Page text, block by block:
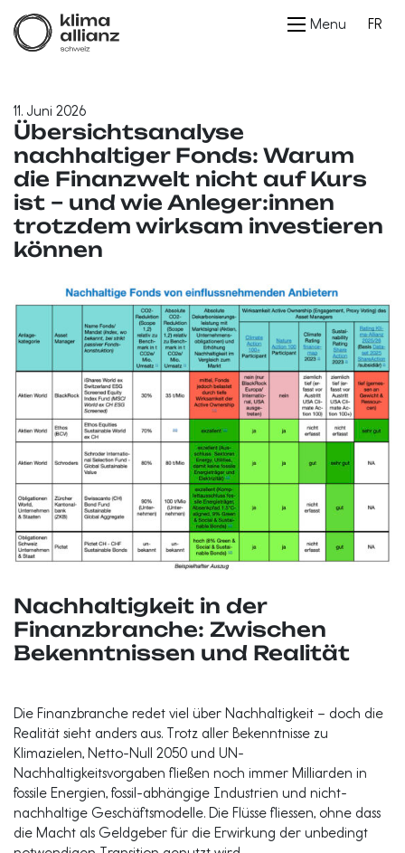
Menu FR
11. Juni 2026
Übersichtsanalyse
nachhaltiger Fonds: Warum
die Finanzwelt nicht auf Kurs
ist – und wie Anleger:innen
trotzdem wirksam investieren
können
Nachhaltigkeit in der
Finanzbranche: Zwischen
Bekenntnissen und Realität
Die Finanzbranche redet viel über Nachhaltigkeit – doch die
Realität sieht anders aus. Trotz aller Bekenntnisse zu
Klimazielen, Netto-Null 2050 und UN-
Nachhaltigkeitsvorgaben fließen noch immer Milliarden in
fossile Energien, fossil-abhängige Industrien und nicht-
nachhaltige Geschäftsmodelle. Die Flüsse fliessen, ohne dass
die Macht als Geldgeber für die Erwirkung der unbedingt